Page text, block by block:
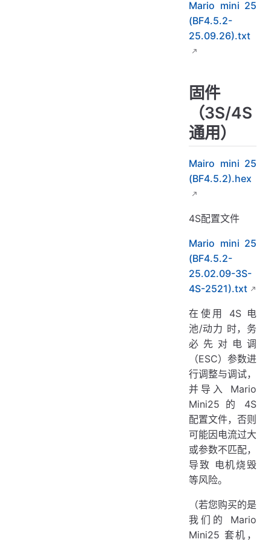
Mario mini 25
(BF4.5.2-
25.09.26).txt
固件
（3S/4S
通用）
Mairo mini 25
(BF4.5.2).hex
4S配置文件
Mario mini 25
(BF4.5.2-
25.02.09-3S-
4S-2521).txt
在使用 4S 电
池/动力 时，务
必先对电调
（ESC）参数进
行调整与调试，
并导入 Mario
Mini25 的 4S
配置文件，否则
可能因电流过大
或参数不匹配，
导致 电机烧毁
等风险。
（若您购买的是
我们的 Mario
Mini25 套机，